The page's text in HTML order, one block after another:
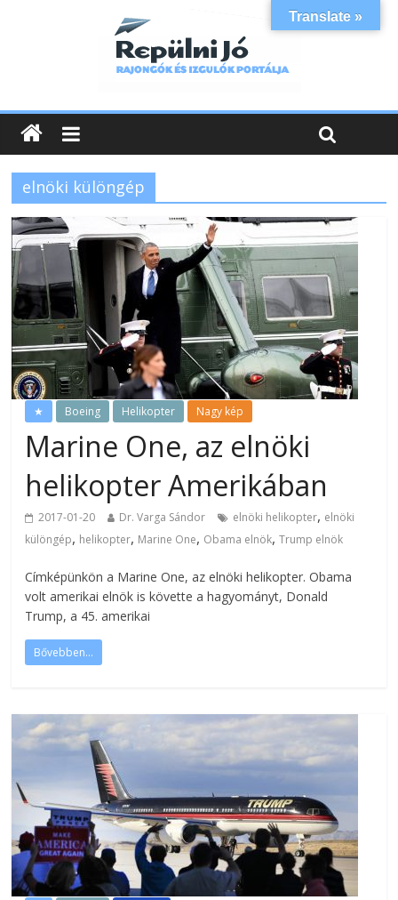
elnöki különgép
★ Boeing Helikopter Nagy kép
Marine One, az elnöki
helikopter Amerikában
2017-01-20 Dr. Varga Sándor elnöki helikopter, elnöki
különgép, helikopter, Marine One, Obama elnök,Trump elnök
Címképünkön a Marine One, az elnöki helikopter. Obama
volt amerikai elnök is követte a hagyományt, Donald
Trump, a 45. amerikai
Bővebben...
Translate »